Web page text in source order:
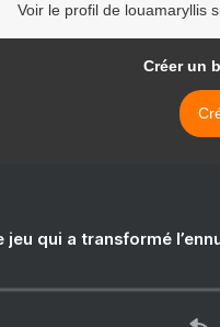
Voir le profil de louamaryllis
Créer un
jeu qui a transformé